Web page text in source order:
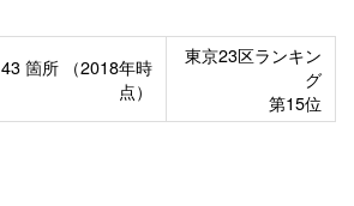
43 箇所
（2018年時
点）
東京23区ランキン
グ
第15位